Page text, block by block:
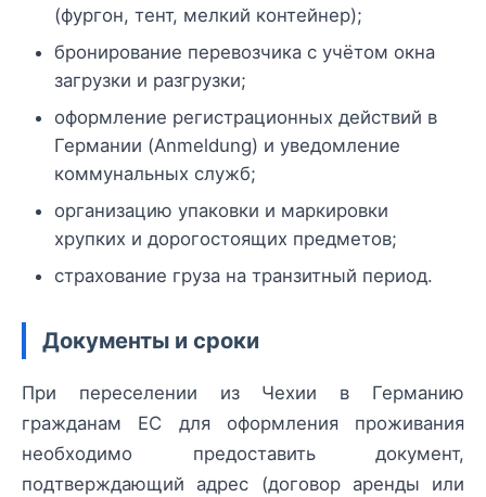
(фургон, тент, мелкий контейнер);
бронирование перевозчика с учётом окна
загрузки и разгрузки;
оформление регистрационных действий в
Германии (Anmeldung) и уведомление
коммунальных служб;
организацию упаковки и маркировки
хрупких и дорогостоящих предметов;
страхование груза на транзитный период.
Документы и сроки
При переселении из Чехии в Германию
гражданам ЕС для оформления проживания
необходимо предоставить документ,
подтверждающий адрес (договор аренды или